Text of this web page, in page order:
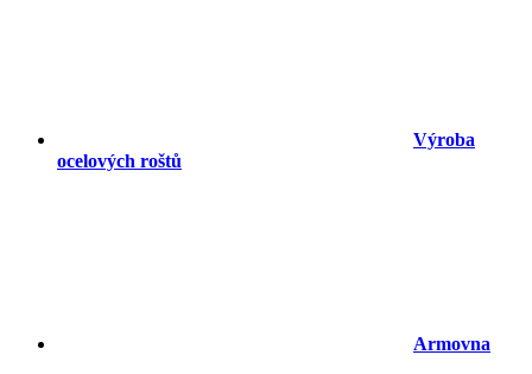
Výroba
ocelových roštů
Armovna